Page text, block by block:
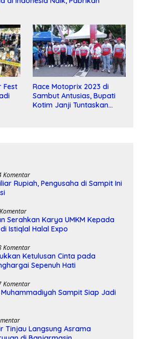
Fest
Race Motoprix 2023 di
Sambut Antusias, Bupati
Kotim Janji Tuntaskan
Komentar
Rupiah, Pengusaha di Sampit Ini
Serahkan Karya UMKM Kepada
Istiqlal Halal Expo
Komentar
Ketulusan Cinta pada
Sepenuh Hati
Komentar
Muhammadiyah Sampit Siap Jadi
Tinjau Langsung Asrama